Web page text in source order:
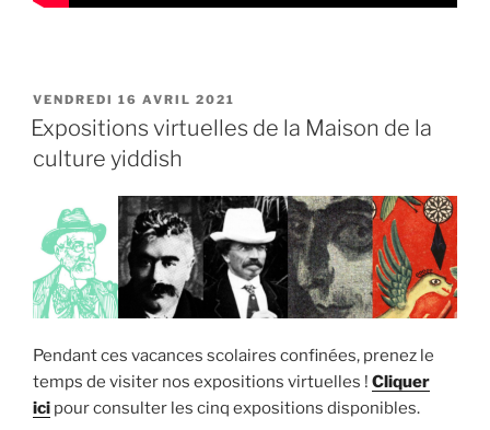
PUBLIÉ
LE
VENDREDI 16 AVRIL 2021
Expositions virtuelles de la Maison de la
culture yiddish
Pendant ces vacances scolaires confinées, prenez le
temps de visiter nos expositions virtuelles ! Cliquer
ici pour consulter les cinq expositions disponibles.